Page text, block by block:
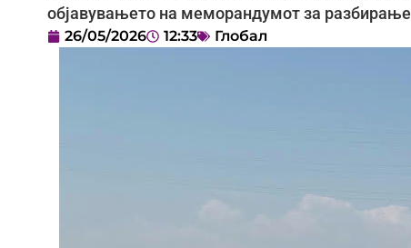
објавувањето на меморандумот за разбирање
26/05/2026 12:33 Глобал